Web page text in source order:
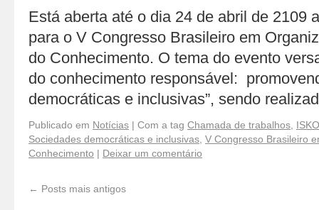
Está aberta até o dia 24 de abril de 2109
para o V Congresso Brasileiro em
do Conhecimento. O tema do evento
do conhecimento responsável:
democráticas e inclusivas”, sendo
Publicado em Notícias | Com a tag Chamada de trabalhos ISKO
Sociedades democráticas e inclusivas V Congresso Brasileiro
Conhecimento | Deixar um comentário
← Posts mais antigos